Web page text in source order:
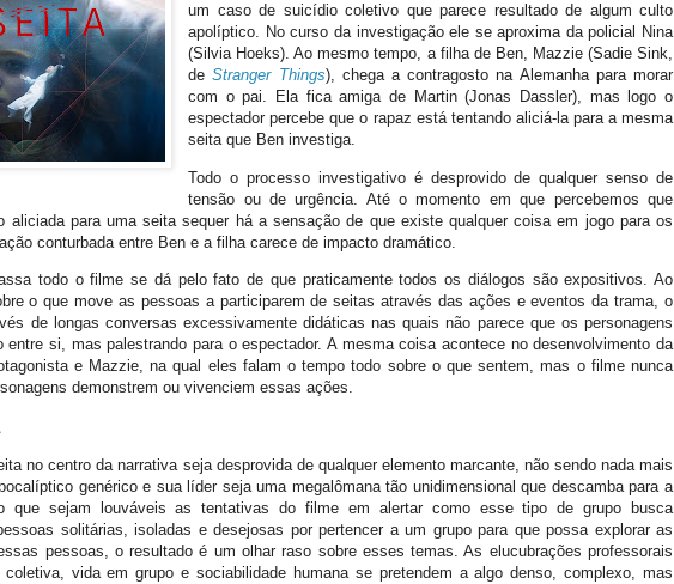
um caso de suicídio coletivo que parece resultado de algum culto
apolíptico. No curso da investigação ele se aproxima da policial Nina
(Silvia Hoeks). Ao mesmo tempo, a filha de Ben, Mazzie (Sadie Sink,
deStranger Things), chega a contragosto na Alemanha para morar
com o pai. Ela fica amiga de Martin (Jonas Dassler), mas logo o
espectador percebe que o rapaz está tentando aliciá-la para a mesma
seita que Ben investiga.
Todo o processo investigativo é desprovido de qualquer senso de
tensão ou de urgência. Até o momento em que percebemos que
aliciada para uma seita sequer há a sensação de que existe qualquer coisa em jogo para os
conturbada entre Ben e a filha carece de impacto dramático.
todo o filme se dá pelo fato de que praticamente todos os diálogos são expositivos. Ao
o que move as pessoas a participarem de seitas através das ações e eventos da trama, o
de longas conversas excessivamente didáticas nas quais não parece que os personagens
entre si, mas palestrando para o espectador. A mesma coisa acontece no desenvolvimento da
e Mazzie, na qual eles falam o tempo todo sobre o que sentem, mas o filme nunca
demonstrem ou vivenciem essas ações.
no centro da narrativa seja desprovida de qualquer elemento marcante, não sendo nada mais
genérico e sua líder seja uma megalômana tão unidimensional que descamba para a
que sejam louváveis as tentativas do filme em alertar como esse tipo de grupo busca
solitárias, isoladas e desejosas por pertencer a um grupo para que possa explorar as
pessoas, o resultado é um olhar raso sobre esses temas. As elucubrações professorais
coletiva, vida em grupo e sociabilidade humana se pretendem a algo denso, complexo, mas